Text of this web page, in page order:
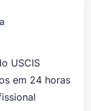
USCIS
em 24 horas